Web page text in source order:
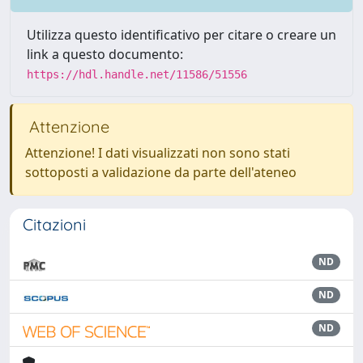
Utilizza questo identificativo per citare o creare un
link a questo documento:
https://hdl.handle.net/11586/51556
Attenzione
Attenzione! I dati visualizzati non sono stati
sottoposti a validazione da parte dell'ateneo
Citazioni
ND
ND
ND